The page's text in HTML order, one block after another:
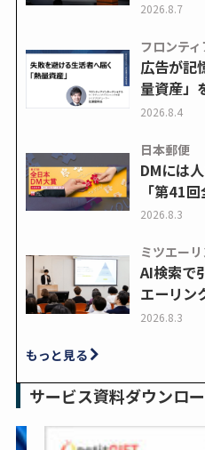
2026.8.7
フロンテ
広告が記
量資産
2026.8.4
日本郵便
DMには
「第41
2026.8.3
ミツエー
AI検索で
エーリン
2026.8.3
もっと見る
サービス資料ダウンロ